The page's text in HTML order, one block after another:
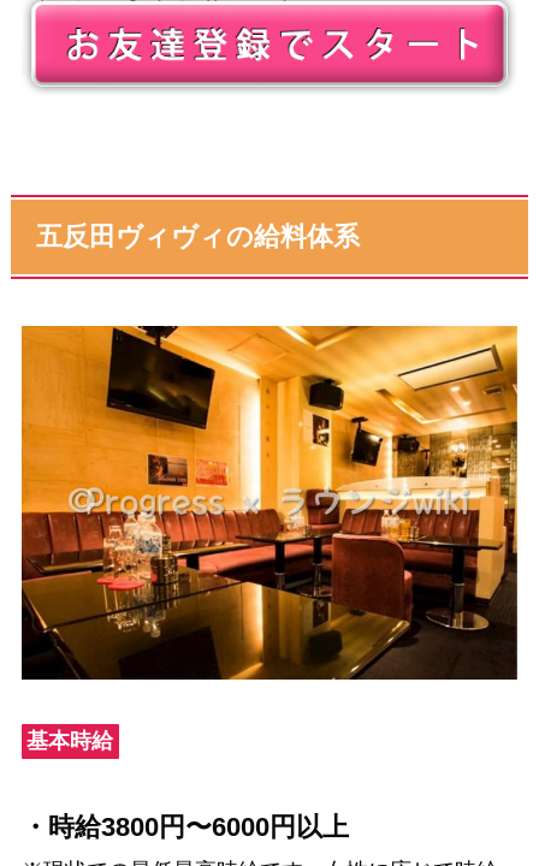
五反田ヴィヴィの給料体系
基本時給
・時給3800円〜6000円以上